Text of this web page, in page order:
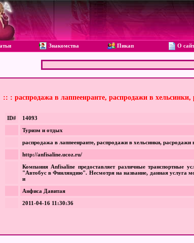
Знакомства Пикап О
:: : распродажа в лаппеенранте, распродажи в
ID#
14093
Туризм и отдых
распродажа в лаппеенранте, распродажи в хельсинки, расродажи
http://anfisaline.ucoz.ru/
Компания Anfisaline предоставляет различные транспортные
"Автобус в Финляндию". Несмотря на название, данная услуга
и
Анфиса Давитая
2011-04-16 11:30:36